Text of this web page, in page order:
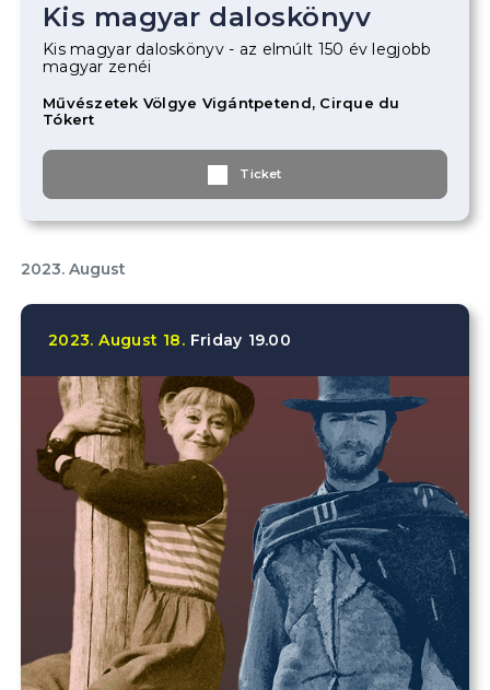
Kis magyar daloskönyv
Kis magyar daloskönyv - az elmúlt 150 év legjobb
magyar zenéi
Művészetek Völgye Vigántpetend, Cirque du
Tókert
Ticket
2023. August
2023. August 18. Friday 19.00